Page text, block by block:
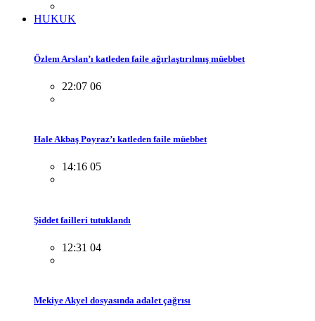
HUKUK
Özlem Arslan’ı katleden faile ağırlaştırılmış müebbet
22:07 06
Hale Akbaş Poyraz’ı katleden faile müebbet
14:16 05
Şiddet failleri tutuklandı
12:31 04
Mekiye Akyel dosyasında adalet çağrısı